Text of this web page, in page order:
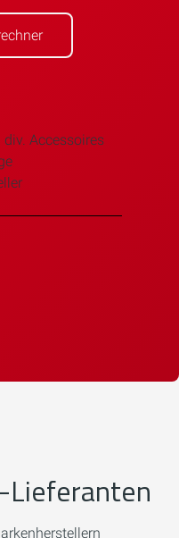
Accessoires
Lieferanten